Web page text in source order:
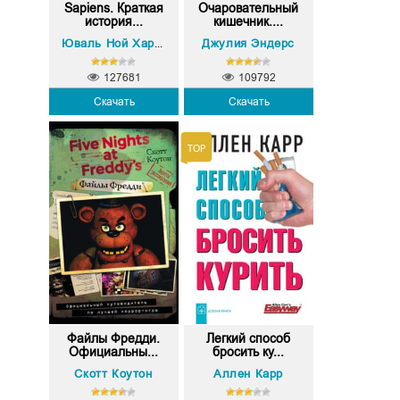
Sapiens. Краткая
история...
Юваль Ной Харари
Скачать
127681
Очаровательный
кишечник....
Джулия Эндерс
Скачать
109792
Файлы Фредди.
Официальны...
Скотт Коутон
Легкий способ
бросить ку...
Аллен Карр